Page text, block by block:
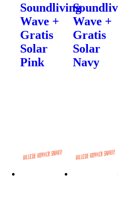
Soundliving
Wave +
Gratis
Solar
Pink
Wave +
Gratis
Solar
Navy